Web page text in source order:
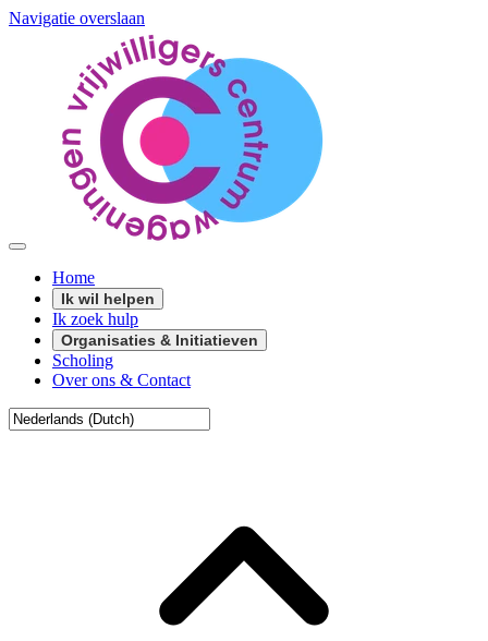
Navigatie overslaan
Home
Ik wil helpen
Ik zoek hulp
Organisaties & Initiatieven
Scholing
Over ons & Contact